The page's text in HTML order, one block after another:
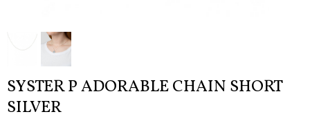
SYSTER P ADORABLE CHAIN SHORT
SILVER